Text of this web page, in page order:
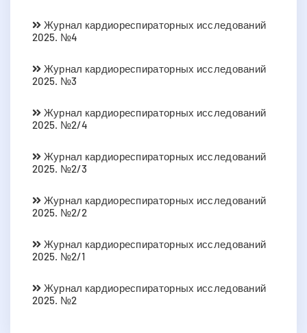
Журнал кардиореспираторных исследований
2025. №4
Журнал кардиореспираторных исследований
2025. №3
Журнал кардиореспираторных исследований
2025. №2/4
Журнал кардиореспираторных исследований
2025. №2/3
Журнал кардиореспираторных исследований
2025. №2/2
Журнал кардиореспираторных исследований
2025. №2/1
Журнал кардиореспираторных исследований
2025. №2